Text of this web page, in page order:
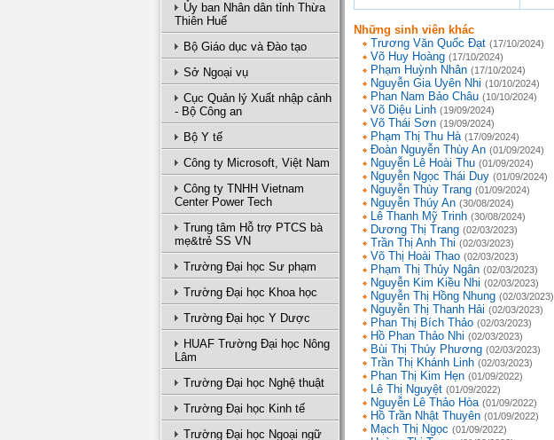
Ủy ban Nhân dân tỉnh Thừa
Thiên Huế
Bộ Giáo dục và Đào tạo
Sở Ngoại vụ
Cục Quản lý Xuất nhập cảnh
- Bộ Công an
Bộ Y tế
Công ty Microsoft, Việt Nam
Công ty TNHH Vietnam
Center Power Tech
Trung tâm Hỗ trợ PTCS bà
mẹ&trẻ SS VN
Trường Đại học Sư phạm
Trường Đại học Khoa học
Trường Đại học Y Dược
HUAF Trường Đại học Nông
Lâm
Trường Đại học Nghệ thuật
Trường Đại học Kinh tế
Trường Đại học Ngoại ngữ
Những sinh viên khác
Trương Văn Quốc Đạt (17/10/2024)
Võ Huy Hoàng (17/10/2024)
Phạm Huỳnh Nhân (17/10/2024)
Nguyễn Gia Uyên Nhi (10/10/2024)
Phan Nam Bảo Châu (10/10/2024)
Võ Diệu Linh (19/09/2024)
Võ Thái Sơn (19/09/2024)
Phạm Thị Thu Hà (17/09/2024)
Đoàn Nguyễn Thùy An (01/09/2024)
Nguyễn Lê Hoài Thu (01/09/2024)
Nguyễn Ngọc Thái Duy (01/09/2024)
Nguyễn Thùy Trang (01/09/2024)
Nguyễn Thúy An (30/08/2024)
Lê Thanh Mỹ Trinh (30/08/2024)
Dương Thị Trang (02/03/2023)
Trần Thị Anh Thi (02/03/2023)
Võ Thị Hoài Thao (02/03/2023)
Phạm Thị Thủy Ngân (02/03/2023)
Nguyễn Kim Kiều Nhi (02/03/2023)
Nguyễn Thị Hồng Nhung (02/03/2023)
Nguyễn Thị Thanh Hải (02/03/2023)
Phan Thị Bích Thảo (02/03/2023)
Hồ Phan Thảo Nhi (02/03/2023)
Bùi Thị Thúy Phương (02/03/2023)
Trần Thị Khánh Linh (02/03/2023)
Phan Thị Kim Hẹn (01/09/2022)
Lê Thị Nguyệt (01/09/2022)
Nguyễn Lê Thảo Hòa (01/09/2022)
Hồ Trần Nhật Thuyên (01/09/2022)
Mạch Thị Ngọc (01/09/2022)